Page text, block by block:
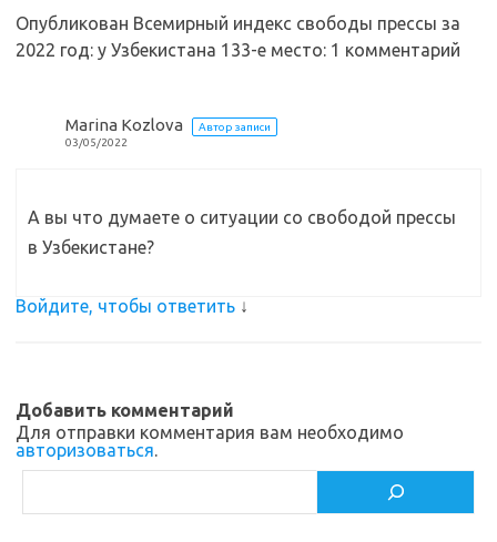
ik
i
т
ь
Опубликован Всемирный индекс свободы прессы за
2022 год: у Узбекистана 133-е место: 1 комментарий
Marina Kozlova
Автор записи
03/05/2022
А вы что думаете о ситуации со свободой прессы
в Узбекистане?
Войдите, чтобы ответить ↓
Добавить комментарий
Для отправки комментария вам необходимо
авторизоваться.